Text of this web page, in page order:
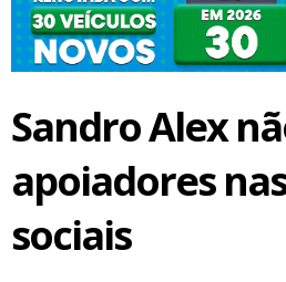
Sandro Alex
apoiadores
sociais